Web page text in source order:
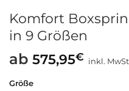
Komfort
in 9 Größen
ab 575,95€ inkl.
Größe